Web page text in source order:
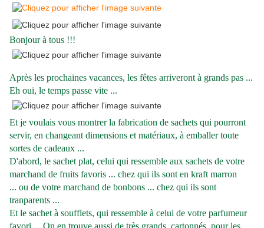
Bonjour à tous !!!
Après les prochaines vacances, les fêtes arriveront à grands pas ...
Eh oui, le temps passe vite ...
Et je voulais vous montrer la fabrication de sachets qui pourront
servir, en changeant dimensions et matériaux, à emballer toute
sortes de cadeaux ...
D'abord, le sachet plat, celui qui ressemble aux sachets de votre
marchand de fruits favoris ... chez qui ils sont en kraft marron
... ou de votre marchand de bonbons ... chez qui ils sont
tranparents ...
Et le sachet à soufflets, qui ressemble à celui de votre parfumeur